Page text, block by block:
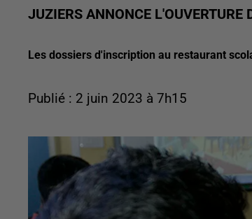
JUZIERS ANNONCE L'OUVERTURE
Les dossiers d'inscription au restaurant
Publié : 2 juin 2023 à 7h15